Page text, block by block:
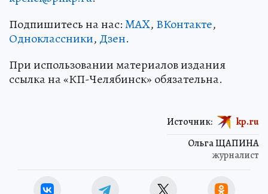
Подпишитесь на нас:MAX, ВКонтакте,
Одноклассники, Дзен.
При использовании материалов издания
ссылка на «КП-Челябинск» обязательна.
Ольга ЩАПИНА
журналист
Источник: kp.ru